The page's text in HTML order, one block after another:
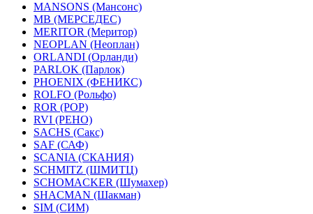
MANSONS (Мансонс)
MB (МЕРСЕДЕС)
MERITOR (Меритор)
NEOPLAN (Неоплан)
ORLANDI (Орланди)
PARLOK (Парлок)
PHOENIX (ФЕНИКС)
ROLFO (Рольфо)
ROR (РОР)
RVI (РЕНО)
SACHS (Сакс)
SAF (САФ)
SCANIA (СКАНИЯ)
SCHMITZ (ШМИТЦ)
SCHOMACKER (Шумахер)
SHACMAN (Шакман)
SIM (СИМ)